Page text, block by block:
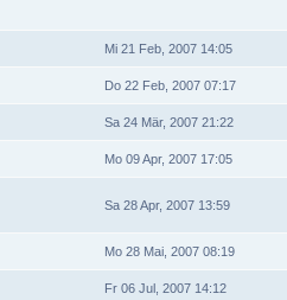
Mi 21 Feb, 2007 14:05
Do 22 Feb, 2007 07:17
Sa 24 Mär, 2007 21:22
Mo 09 Apr, 2007 17:05
Sa 28 Apr, 2007 13:59
Mo 28 Mai, 2007 08:19
Fr 06 Jul, 2007 14:12